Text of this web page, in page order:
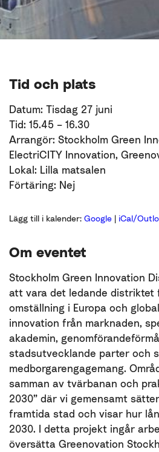
Tid och plats
Datum: Tisdag 27 juni
Tid: 15.45 – 16.30
Arrangör: Stockholm Green
ElectriCITY Innovation,
Lokal: Lilla matsalen
Förtäring: Nej
Lägg till i kalender: Google | iCal/
Om eventet
Stockholm Green Innovation
att vara det ledande distriktet
omställning i Europa och
innovation från marknaden,
akademin,
stadsutvecklande parter och
medborgarengagemang.
samman av tvärbanan och
2030” där vi gemensamt
framtida stad och visar hur
2030. I detta projekt ingår
översätta Greenovation